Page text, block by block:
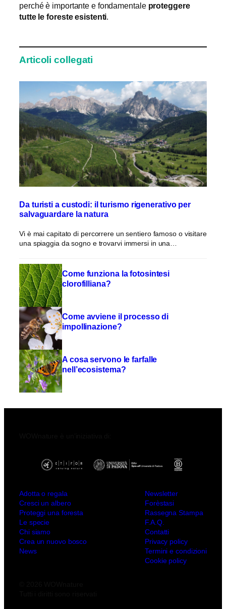
perché è importante e fondamentale proteggere
tutte le foreste esistenti.
Articoli collegati
Da turisti a custodi: il turismo rigenerativo per
salvaguardare la natura
Vi è mai capitato di percorrere un sentiero famoso o visitare
una spiaggia da sogno e trovarvi immersi in una…
Come funziona la fotosintesi
clorofilliana?
Come avviene il processo di
impollinazione?
A cosa servono le farfalle
nell’ecosistema?
Adotta o regala
Cresci un albero
Proteggi una foresta
Le specie
Chi siamo
Crea un nuovo bosco
News
Newsletter
Forèstasi
Rassegna Stampa
F.A.Q.
Contatti
Privacy policy
Termini e condizioni
Cookie policy